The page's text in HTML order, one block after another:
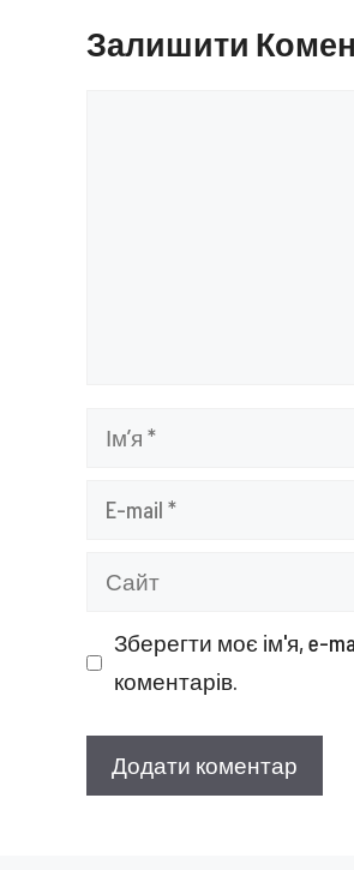
Залишити
Ім’я
Сайт
Зберегти моє ім'я, e-
коментарів.